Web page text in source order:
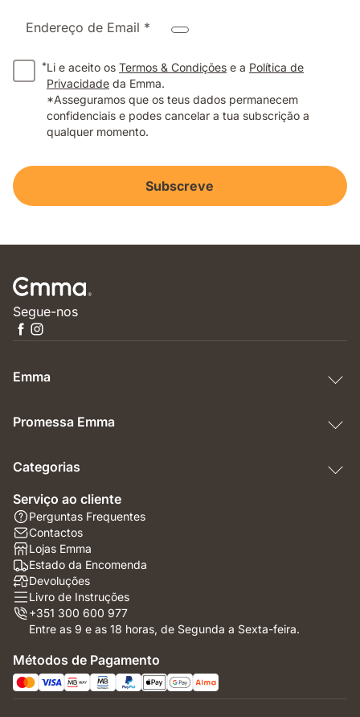
Endereço de Email *
*Li e aceito os Termos & Condições e a Política de
Privacidade da Emma.
*Asseguramos que os teus dados permanecem
confidenciais e podes cancelar a tua subscrição a
qualquer momento.
Subscreve
Segue-nos
Emma
Promessa Emma
Categorias
Serviço ao cliente
Perguntas Frequentes
Contactos
Lojas Emma
Estado da Encomenda
Devoluções
Livro de Instruções
+351 300 600 977
Entre as 9 e as 18 horas, de Segunda a Sexta-feira.
Métodos de Pagamento